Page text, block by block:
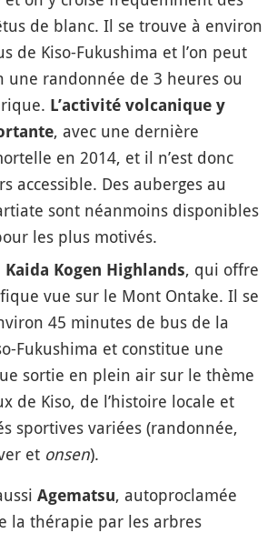
de blanc. Il se trouve à environ
de Kiso-Fukushima et l’on peut
une randonnée de 3 heures ou
L’activité volcanique y
, avec une dernière
en 2014, et il n’est donc
accessible. Des auberges au
sont néanmoins disponibles
les plus motivés.
Kaida Kogen Highlands, qui offre
vue sur le Mont Ontake. Il se
45 minutes de bus de la
Fukushima et constitue une
sortie en plein air sur le thème
de Kiso, de l’histoire locale et
sportives variées (randonnée,
et onsen).
Agematsu, autoproclamée
la thérapie par les arbres